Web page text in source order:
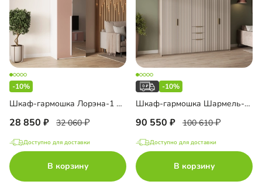
-10%
Шкаф-гармошка Лорэна-1 Премиум Тип 3
28 850 32 060
Доступно для доставки
В корзину
-10%
Шкаф-гармошка Шармель-3.3 Лайф
90 550 100 610
Доступно для доставки
В корзину